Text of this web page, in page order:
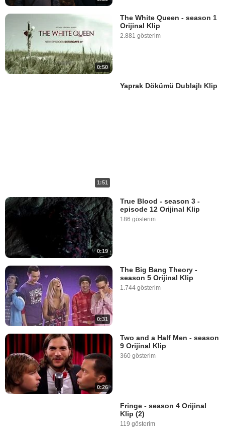
0:50
The White Queen - season 1
Orijinal Klip
2.881 gösterim
1:51
Yaprak Dökümü Dublajlı Klip
0:19
True Blood - season 3 -
episode 12 Orijinal Klip
186 gösterim
0:31
The Big Bang Theory -
season 5 Orijinal Klip
1.744 gösterim
0:26
Two and a Half Men - season
9 Orijinal Klip
360 gösterim
Fringe - season 4 Orijinal
Klip (2)
119 gösterim